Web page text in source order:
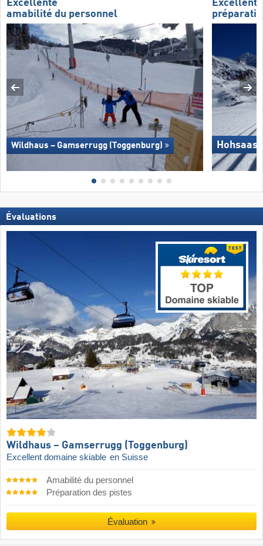
Excellente
amabilité du personnel
Wildhaus – Gamserrugg (Toggenburg)
Excellente
Hohsaas
Évaluations
Wildhaus – Gamserrugg (Toggenburg)
Excellent domaine skiable en Suisse
Amabilité du personnel
Préparation des pistes
Évaluation